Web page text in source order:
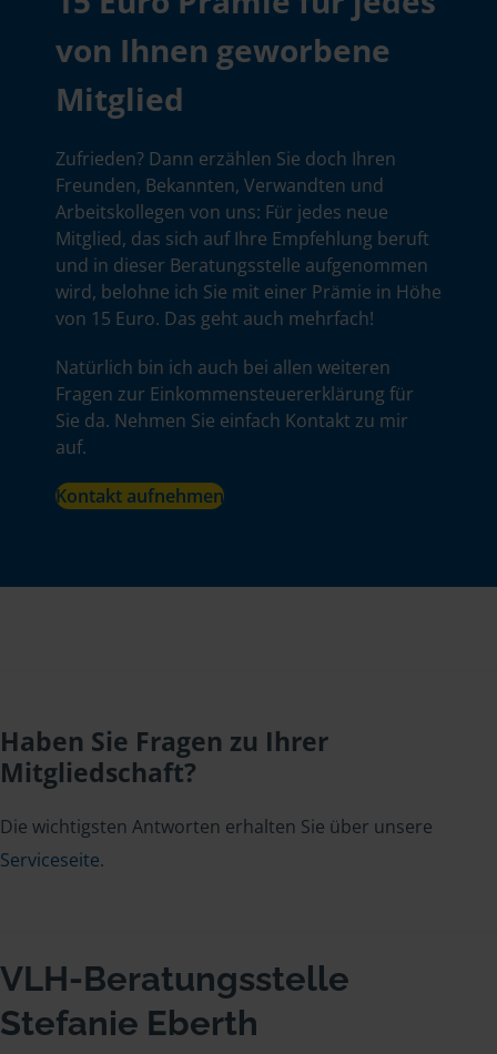
von Ihnen geworbene
Mitglied
Zufrieden? Dann erzählen Sie doch Ihren
Freunden, Bekannten, Verwandten und
Arbeitskollegen von uns: Für jedes neue
Mitglied, das sich auf Ihre Empfehlung beruft
und in dieser Beratungsstelle aufgenommen
wird, belohne ich Sie mit einer Prämie in Höhe
von 15 Euro. Das geht auch mehrfach!
Natürlich bin ich auch bei allen weiteren
Fragen zur Einkommensteuererklärung für
Sie da. Nehmen Sie einfach Kontakt zu mir
auf.
Kontakt aufnehmen
Haben Sie Fragen zu Ihrer
Mitgliedschaft?
Die wichtigsten Antworten erhalten Sie über unsere
Serviceseite.
VLH-Beratungsstelle
Stefanie Eberth